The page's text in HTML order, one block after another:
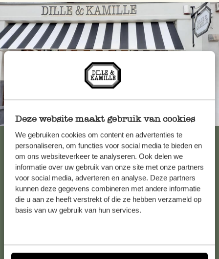
Deze website maakt gebruik van cookies
We gebruiken cookies om content en advertenties te
personaliseren, om functies voor social media te bieden en
om ons websiteverkeer te analyseren. Ook delen we
informatie over uw gebruik van onze site met onze partners
voor social media, adverteren en analyse. Deze partners
kunnen deze gegevens combineren met andere informatie
die u aan ze heeft verstrekt of die ze hebben verzameld op
basis van uw gebruik van hun services.
Immer in der Nähe
Alle 62 Geschäfte anzeigen
Kundenservice/Hilfe
Falls Sie Fragen haben oder Tipps und Hilfe brauchen, wenden
Sie sich bitte an unseren Kundenservice. Oder lesen Sie hier